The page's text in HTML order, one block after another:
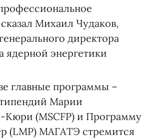
Михаил Чудаков,
директора
ядерной энергетики
главные программы –
Марии
Кюри (MSCFP) и Программу
(LMP) МАГАТЭ стремится